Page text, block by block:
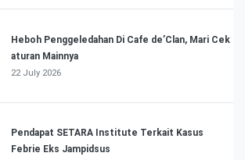
Heboh Penggeledahan Di Cafe de’Clan, Mari Cek
aturan Mainnya
22 July 2026
Pendapat SETARA Institute Terkait Kasus
Febrie Eks Jampidsus